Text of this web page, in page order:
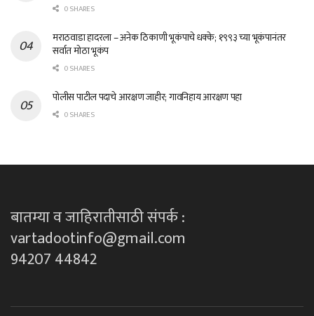
0 SHARES
मराठवाडा हादरला – अनेक ठिकाणी भूकंपाचे धक्के; १९९३ च्या भूकंपानंतर
सर्वात मोठा भूकंप
0 SHARES
पोलीस पाटील पदाचे आरक्षण जाहीर; गावनिहाय आरक्षण पहा
0 SHARES
बातम्या व जाहिरातीसाठी संपर्क :
vartadootinfo@gmail.com
94207 44842